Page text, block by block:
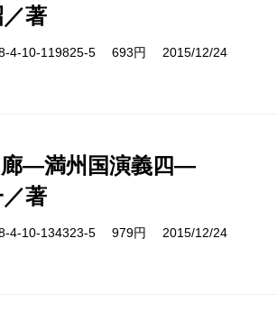
著
4-10-119825-5 693円 2015/12/24
廊―満州国演義四―
著
4-10-134323-5 979円 2015/12/24